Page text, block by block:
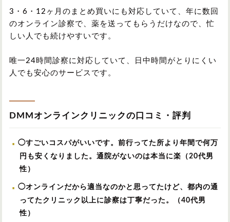
3・6・12ヶ月のまとめ買いにも対応していて、年に数回
のオンライン診察で、薬を送ってもらうだけなので、忙
しい人でも続けやすいです。
唯一24時間診察に対応していて、日中時間がとりにくい
人でも安心のサービスです。
DMMオンラインクリニックの口コミ・評判
◯すごいコスパがいいです。前行ってた所より年間で何万
円も安くなりました。通院がないのは本当に楽（20代男
性）
◯オンラインだから適当なのかと思ってたけど、都内の通
ってたクリニック以上に診察は丁寧だった。（40代男
性）